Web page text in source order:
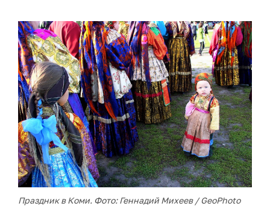
Праздник в Коми. Фото: Геннадий Михеев / GeoPhoto